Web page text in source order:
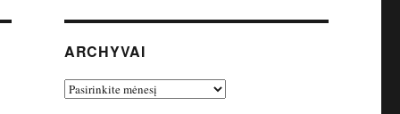
ARCHYVAI
Archyvai